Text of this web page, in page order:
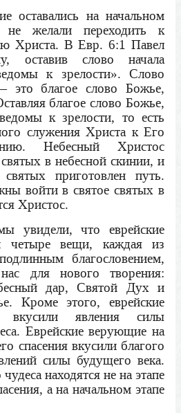
оставались на начальном
не желали переходить к
Христа. В Евр. 6:1 Павел
оставив слово начала
к зрелости». Слово
это благое слово Божье,
благое слово Божье,
к зрелости, то есть
служения Христа к Его
Небесный Христос
в небесной скинии, и
приготовлен путь.
войти в святое святых в
Христос.
что еврейские
четыре вещи, каждая из
благословением,
для нового творения:
дар, Святой Дух и
Кроме этого, еврейские
явления силы
Еврейские верующие на
спасения вкусили благого
силы будущего века.
находятся не на этапе
а на начальном этапе